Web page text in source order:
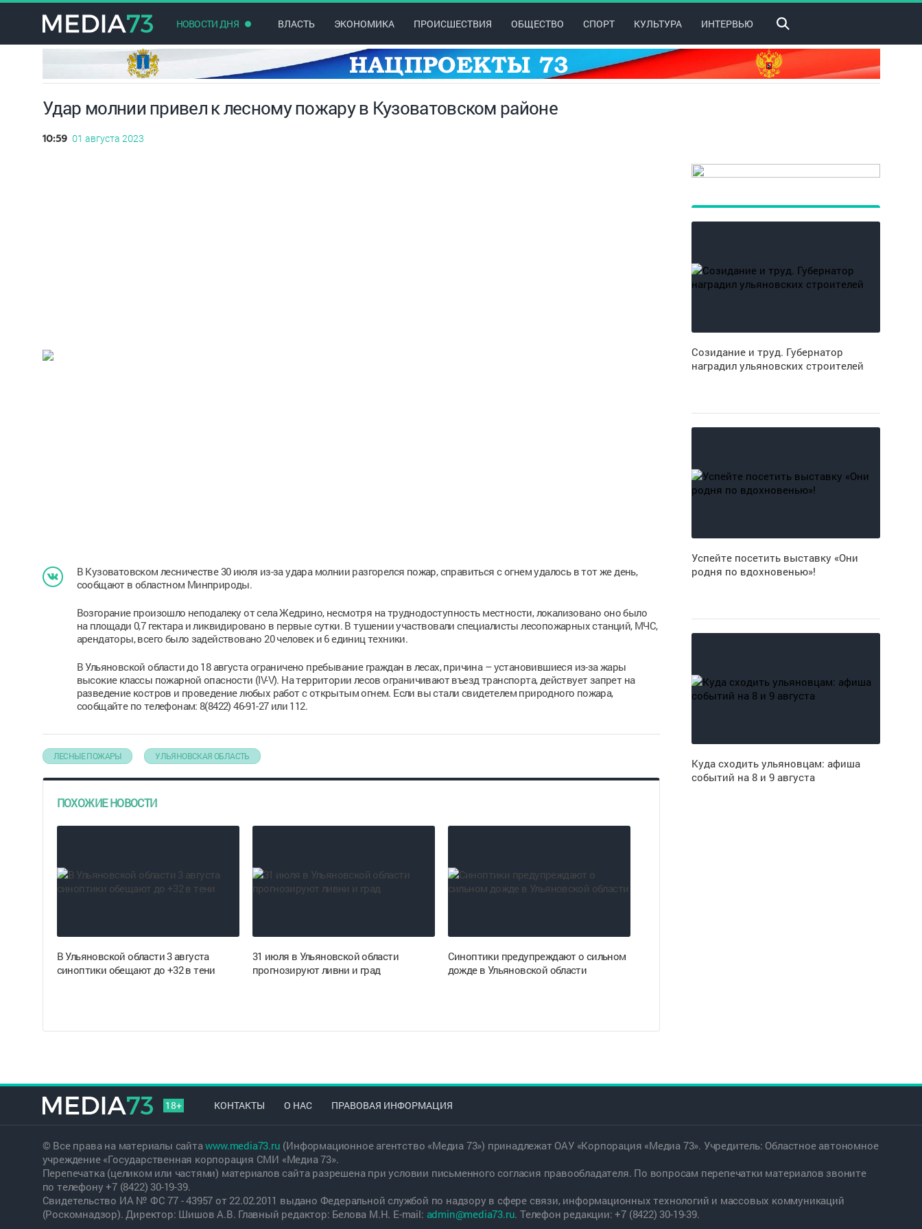
НОВОСТИ ДНЯ ВЛАСТЬ ЭКОНОМИКА ПРОИСШЕСТВИЯ ОБЩЕСТВО СПОРТ КУЛЬТУРА ИНТЕРВЬЮ
Удар молнии привел к лесному пожару в Кузоватовском районе
10:59 01 августа 2023
В Кузоватовском лесничестве 30 июля из-за удара молнии разгорелся пожар, справиться с огнем удалось в тот же день,
сообщают в областном Минприроды.
Возгорание произошло неподалеку от села Жедрино, несмотря на труднодоступность местности, локализовано оно было
на площади 0,7 гектара и ликвидировано в первые сутки. В тушении участвовали специалисты лесопожарных станций, МЧС,
арендаторы, всего было задействовано 20 человек и 6 единиц техники.
В Ульяновской области до 18 августа ограничено пребывание граждан в лесах, причина – установившиеся из-за жары
высокие классы пожарной опасности (IV-V). На территории лесов ограничивают въезд транспорта, действует запрет на
разведение костров и проведение любых работ с открытым огнем. Если вы стали свидетелем природного пожара,
сообщайте по телефонам: 8(8422) 46-91-27 или 112.
ЛЕСНЫЕ ПОЖАРЫ УЛЬЯНОВСКАЯ ОБЛАСТЬ
ПОХОЖИЕ НОВОСТИ
В Ульяновской области 3 августа
синоптики обещают до +32 в тени
31 июля в Ульяновской области
прогнозируют ливни и град
Синоптики предупреждают о сильном
дожде в Ульяновской области
Созидание и труд. Губернатор
наградил ульяновских строителей
Успейте посетить выставку «Они
родня по вдохновенью»!
Куда сходить ульяновцам: афиша
событий на 8 и 9 августа
18+ КОНТАКТЫ О НАС ПРАВОВАЯ ИНФОРМАЦИЯ
© Все права на материалы сайтаwww.media73.ru (Информационное агентство «Медиа 73») принадлежат ОАУ «Корпорация «Медиа 73». Учредитель: Областное автономное
учреждение «Государственная корпорация СМИ «Медиа 73».
Перепечатка (целиком или частями) материалов сайта разрешена при условии письменного согласия правообладателя. По вопросам перепечатки материалов звоните
по телефону +7 (8422) 30-19-39.
Свидетельство ИА № ФС 77 - 43957 от 22.02.2011 выдано Федеральной службой по надзору в сфере связи, информационных технологий и массовых коммуникаций
(Роскомнадзор). Директор: Шишов А.В. Главный редактор: Белова М.Н. E-mail: admin@media73.ru. Телефон редакции: +7 (8422) 30-19-39.